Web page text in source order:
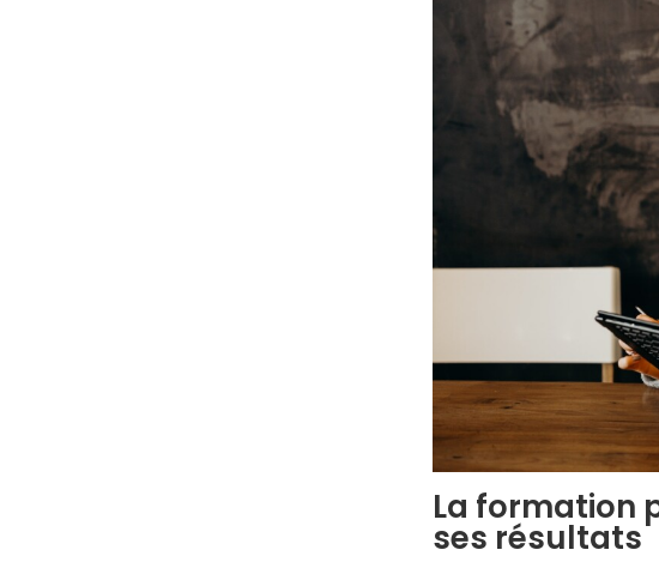
La formation
ses résultats